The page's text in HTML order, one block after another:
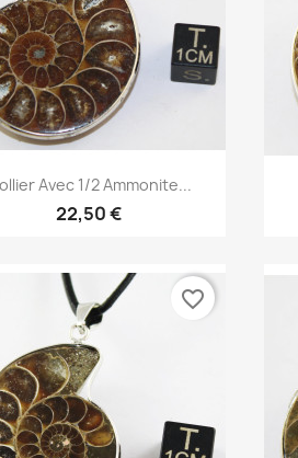
Aperçu rapide
Avec 1/2 Ammonite...
22,50 €
favorite_border